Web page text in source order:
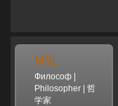
MSL
Философ |
Philosopher | 哲
学家